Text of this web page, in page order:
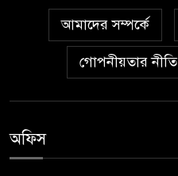
আমাদের সম্পর্কে
গোপনীয়তার নীতি
অফিস